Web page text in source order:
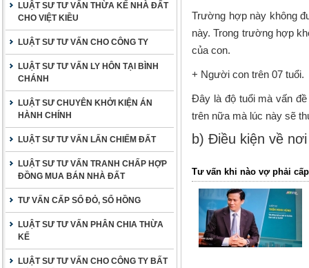
LUẬT SƯ TƯ VẤN THỪA KẾ NHÀ ĐẤT
CHO VIỆT KIỀU
LUẬT SƯ TƯ VẤN CHO CÔNG TY
LUẬT SƯ TƯ VẤN LY HÔN TẠI BÌNH
CHÁNH
LUẬT SƯ CHUYÊN KHỞI KIỆN ÁN
HÀNH CHÍNH
LUẬT SƯ TƯ VẤN LẤN CHIẾM ĐẤT
LUẬT SƯ TƯ VẤN TRANH CHẤP HỢP
ĐỒNG MUA BÁN NHÀ ĐẤT
TƯ VẤN CẤP SỔ ĐỎ, SỔ HỒNG
LUẬT SƯ TƯ VẤN PHÂN CHIA THỪA
KẾ
LUẬT SƯ TƯ VẤN CHO CÔNG TY BẤT
Trường hợp này không
này. Trong trường hợp
của con.
+ Người con trên 07 tuổi.
Đây là độ tuổi mà vấn
trên nữa mà lúc này sẽ
b) Điều kiện về
Tư vấn khi nào vợ phải